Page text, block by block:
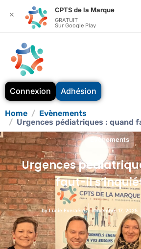
Connexion Adhésion
Home
Evènements
Urgences pédiatriques : quand
Evènements
Urgences
faut-il
byLucie Everaëre décembre 17, 2025
✕
CPTS de la Marque
GRATUIT
Sur Google Play